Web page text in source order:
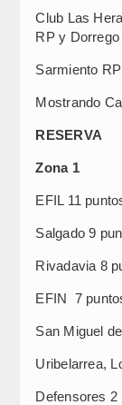
Club Las
RP y
Sarmiento
Mostrando
RESERVA
Zona 1
EFIL 11
Salgado 9
Rivadavia 8
EFIN 7
San Miguel
Uribelarrea,
Defensores 2